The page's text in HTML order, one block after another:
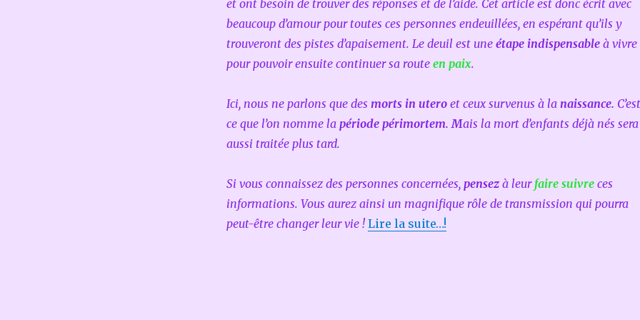
et ont besoin de trouver des réponses et de l’aide. Cet article est donc écrit avec
beaucoup d’amour pour toutes ces personnes endeuillées, en espérant qu’ils y
trouveront des pistes d’apaisement. Le deuil est une étape indispensableà vivre
pour pouvoir ensuite continuer sa route en paix.
Ici, nous ne parlons que des morts in utero et ceux survenus à lanaissance. C’est
ce que l’on nomme lapériode périmortem. Mais la mort d’enfants déjà nés sera
aussi traitée plus tard.
Si vous connaissez des personnes concernées, pensezà leur faire suivreces
informations. Vous aurez ainsi un magnifique rôle de transmission qui pourra
peut-être changer leur vie ! Lire la suite…!